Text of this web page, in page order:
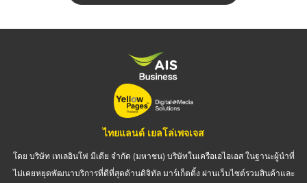
ไทยแลนด์ เยลโล่เพจเจส
โดย บริษัท เทเลอินโฟ มีเดีย จำกัด (มหาชน) บริษัทในเครือเอไอเอส ในฐานะผู้นำที่
ไม่เคยหยุดพัฒนาบริการที่ดีที่สุดด้านดิจิทัล มาร์เก็ตติ้ง ผ่านเว็บไซต์รวมสินค้าและ